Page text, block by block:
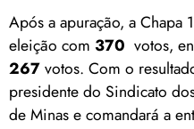
Após a apuração, a Chapa
eleição com 370 votos,
267votos. Com o
presidente do Sindicato
de Minas e comandará a